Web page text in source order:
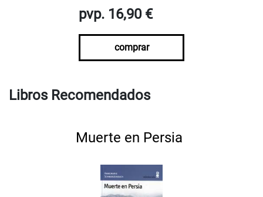
pvp. 16,90 €
comprar
Libros Recomendados
Muerte en Persia